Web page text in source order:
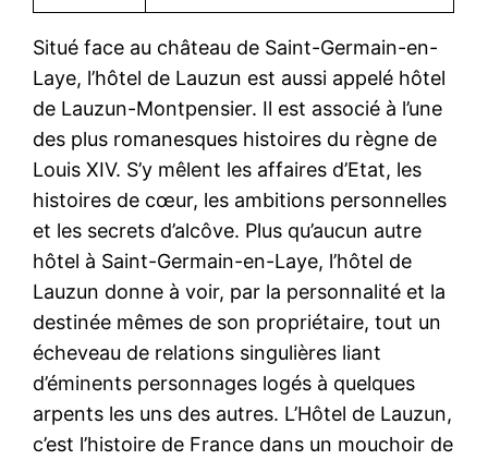
Situé face au château de Saint-Germain-en-
Laye, l’hôtel de Lauzun est aussi appelé hôtel
de Lauzun-Montpensier. Il est associé à l’une
des plus romanesques histoires du règne de
Louis XIV. S’y mêlent les affaires d’Etat, les
histoires de cœur, les ambitions personnelles
et les secrets d’alcôve. Plus qu’aucun autre
hôtel à Saint-Germain-en-Laye, l’hôtel de
Lauzun donne à voir, par la personnalité et la
destinée mêmes de son propriétaire, tout un
écheveau de relations singulières liant
d’éminents personnages logés à quelques
arpents les uns des autres. L’Hôtel de Lauzun,
c’est l’histoire de France dans un mouchoir de